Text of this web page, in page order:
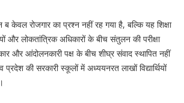
केवल रोजगार का प्रश्न नहीं रह गया है, बल्कि यह शिक्षा
और लोकतांत्रिक अधिकारों के बीच संतुलन की परीक्षा
और आंदोलनकारी पक्ष के बीच शीघ्र संवाद स्थापित नहीं
की सरकारी स्कूलों में अध्ययनरत लाखों विद्यार्थियों